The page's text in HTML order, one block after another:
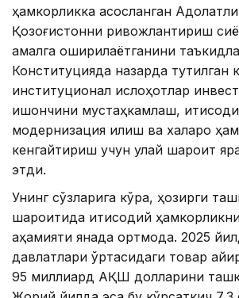
ҳамкорликка асосланган
Қозоғистонни ривожлантириш
амалга оширилаётганини
Конституцияда назарда тутилган
институционал ислоҳотлар
ишончини мустаҳкамлаш,
модернизация қилиш ва халқаро
кенгайтириш учун қулай шароит
этди.
Унинг сўзларига кўра, ҳозирги
шароитида иқтисодий
аҳамияти янада ортмоқда. 2025
давлатлари ўртасидаги товар
95 миллиард АҚШ долларини